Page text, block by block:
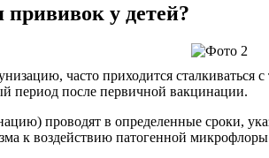
у детей?
часто приходится сталкиваться
период после первичной вакцинации.
проводят в определенные сроки,
к воздействию патогенной